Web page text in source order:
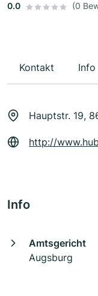
0.0 (0
Kontakt Info
Hauptstr. 19,
http://
Info
Amtsgericht
Augsburg